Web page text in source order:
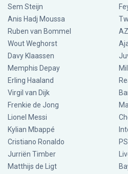
Sem Steijn
Anis Hadj Moussa
Ruben van Bommel
Wout Weghorst
Davy Klaassen
Memphis Depay
Erling Haaland
Virgil van Dijk
Frenkie de Jong
Lionel Messi
Kylian Mbappé
Cristiano Ronaldo
Jurriën Timber
Matthijs de Ligt
AZ